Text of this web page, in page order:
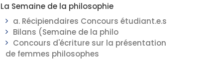
La Semaine de la philosophie
a. Récipiendaires Concours étudiant.e.s
Bilans (Semaine de la philo
Concours d'écriture sur la présentation
de femmes philosophes